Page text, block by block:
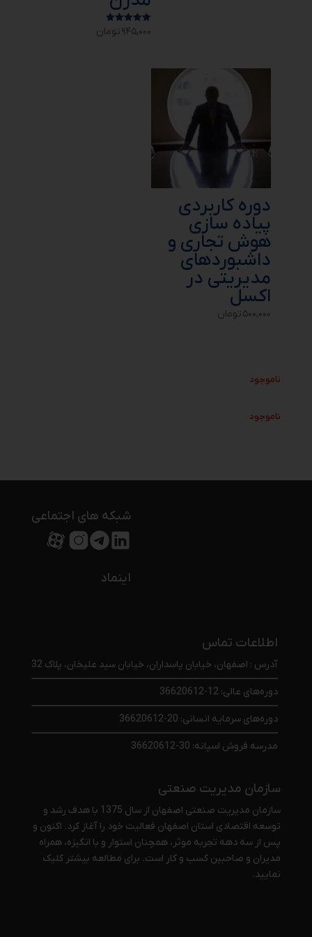
امتیاز
۹۴۵,۰۰۰تومان
دوره کاربردی
پیاده سازی
هوش تجاری و
داشبوردهای
مدیریتی در
اکسل
۵۰۰,۰۰۰تومان
ناموجود
ناموجود
شبکه های اجتماعی
اینماد
اطلاعات تماس
آدرس : اصفهان، خیابان پاسداران، خیابان سید علیخان، پلاک 32
دوره‌های عالی: 12-36620612
دوره‌های سرمایه انسانی: 20-36620612
مدرسه فروش اسپانه: 30-36620612
سازمان مدیریت صنعتی
سازمان مدیریت صنعتی اصفهان از سال 1375 با هدف رشد و
توسعه اقتصادی استان اصفهان فعالیت خود را آغاز کرد. اکنون و
پس از سه دهه تجربه موثر، همچنان استوار و با انگیزه، همراه
مدیران و صاحبین کسب و کار است. برای مطالعه بیشتر کلیک
نمایید.